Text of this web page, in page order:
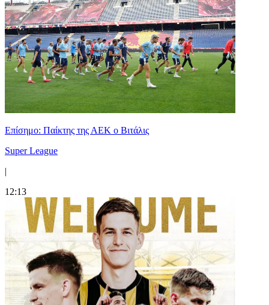
Επίσημο: Παίκτης της ΑΕΚ ο Βιτάλις
Super League
|
12:13